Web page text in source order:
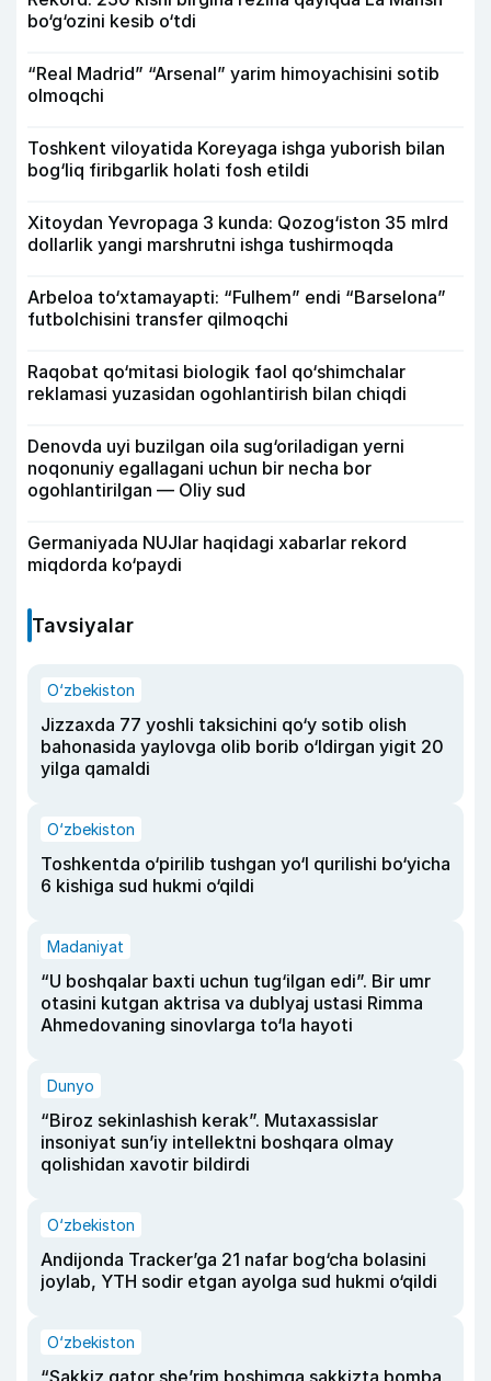
bo‘g‘ozini kesib o‘tdi
“Real Madrid” “Arsenal” yarim himoyachisini sotib
olmoqchi
Toshkent viloyatida Koreyaga ishga yuborish bilan
bog‘liq firibgarlik holati fosh etildi
Xitoydan Yevropaga 3 kunda: Qozog‘iston 35 mlrd
dollarlik yangi marshrutni ishga tushirmoqda
Arbeloa to‘xtamayapti: “Fulhem” endi “Barselona”
futbolchisini transfer qilmoqchi
Raqobat qo‘mitasi biologik faol qo‘shimchalar
reklamasi yuzasidan ogohlantirish bilan chiqdi
Denovda uyi buzilgan oila sug‘oriladigan yerni
noqonuniy egallagani uchun bir necha bor
ogohlantirilgan — Oliy sud
Germaniyada NUJlar haqidagi xabarlar rekord
miqdorda ko‘paydi
Tavsiyalar
O‘zbekiston
Jizzaxda 77 yoshli taksichini qo‘y sotib olish
bahonasida yaylovga olib borib o‘ldirgan yigit 20
yilga qamaldi
O‘zbekiston
Toshkentda o‘pirilib tushgan yo‘l qurilishi bo‘yicha
6 kishiga sud hukmi o‘qildi
Madaniyat
“U boshqalar baxti uchun tug‘ilgan edi”. Bir umr
otasini kutgan aktrisa va dublyaj ustasi Rimma
Ahmedovaning sinovlarga to‘la hayoti
Dunyo
“Biroz sekinlashish kerak”. Mutaxassislar
insoniyat sun’iy intellektni boshqara olmay
qolishidan xavotir bildirdi
O‘zbekiston
Andijonda Tracker’ga 21 nafar bog‘cha bolasini
joylab, YTH sodir etgan ayolga sud hukmi o‘qildi
O‘zbekiston